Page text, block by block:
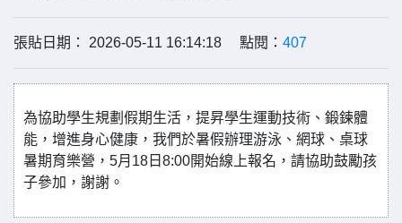
張貼日期： 2026-05-11 16:14:18 點閱： 407
為協助學生規劃假期生活，提昇學生運動技術、鍛鍊體
能，增進身心健康，我們於暑假辦理游泳、網球、桌球
暑期育樂營，5月18日8:00開始線上報名，請協助鼓勵孩
子參加，謝謝。